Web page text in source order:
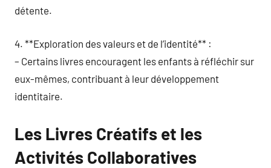
détente.
4. **Exploration des valeurs et de l’identité** :
– Certains livres encouragent les enfants à réfléchir sur
eux-mêmes, contribuant à leur développement
identitaire.
Les Livres Créatifs et les
Activités Collaboratives